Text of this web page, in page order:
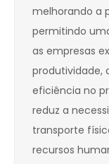
melhorando a
permitindo
as empresas
produtividade,
eficiência no
reduz a
transporte
recursos